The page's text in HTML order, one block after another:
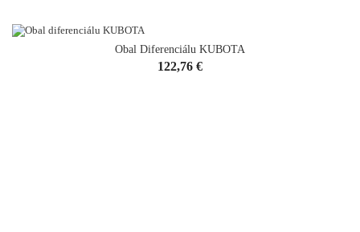
Obal Diferenciálu KUBOTA
Cena
122,76 €